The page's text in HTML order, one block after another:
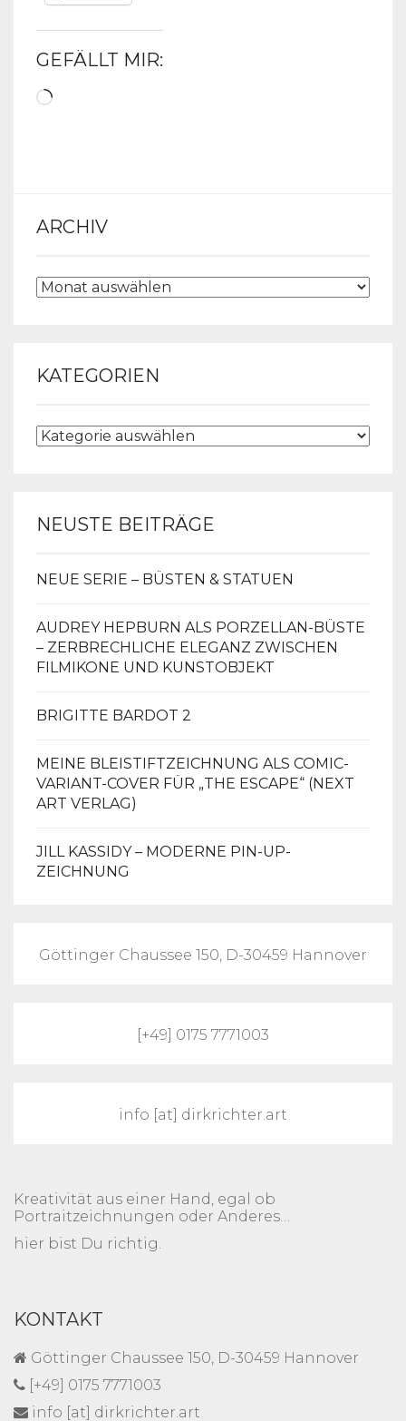
GEFÄLLT MIR:
Wird
ARCHIV
KATEGORIEN
NEUSTE BEITRÄGE
NEUE SERIE – BÜSTEN & STATUEN
AUDREY HEPBURN ALS PORZELLAN-BÜSTE
– ZERBRECHLICHE ELEGANZ ZWISCHEN
FILMIKONE UND KUNSTOBJEKT
BRIGITTE BARDOT 2
MEINE BLEISTIFTZEICHNUNG ALS COMIC-
VARIANT-COVER FÜR „THE ESCAPE“ (NEXT
ART VERLAG)
JILL KASSIDY – MODERNE PIN-UP-
ZEICHNUNG
Göttinger Chaussee 150, D-30459 Hannover
[+49] 0175 7771003
info [at] dirkrichter.art
Kreativität aus einer Hand, egal ob
Portraitzeichnungen oder Anderes…
hier bist Du richtig.
KONTAKT
Göttinger Chaussee 150, D-30459 Hannover
[+49] 0175 7771003
info [at] dirkrichter.art